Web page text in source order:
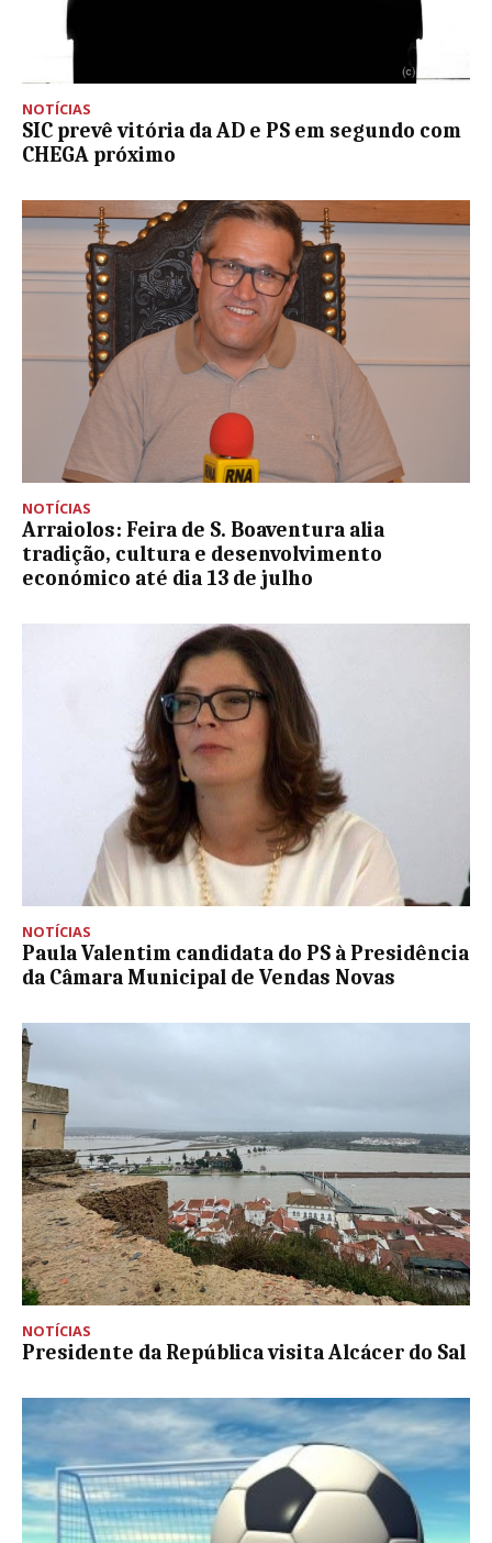
NOTÍCIAS
SIC prevê vitória da AD e PS em segundo com
CHEGA próximo
NOTÍCIAS
Arraiolos: Feira de S. Boaventura alia
tradição, cultura e desenvolvimento
económico até dia 13 de julho
NOTÍCIAS
Paula Valentim candidata do PS à Presidência
da Câmara Municipal de Vendas Novas
NOTÍCIAS
Presidente da República visita Alcácer do Sal